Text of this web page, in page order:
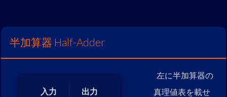
半加算器 Half-Adder
入力 出力
左に半加算器の
真理値表を載せ